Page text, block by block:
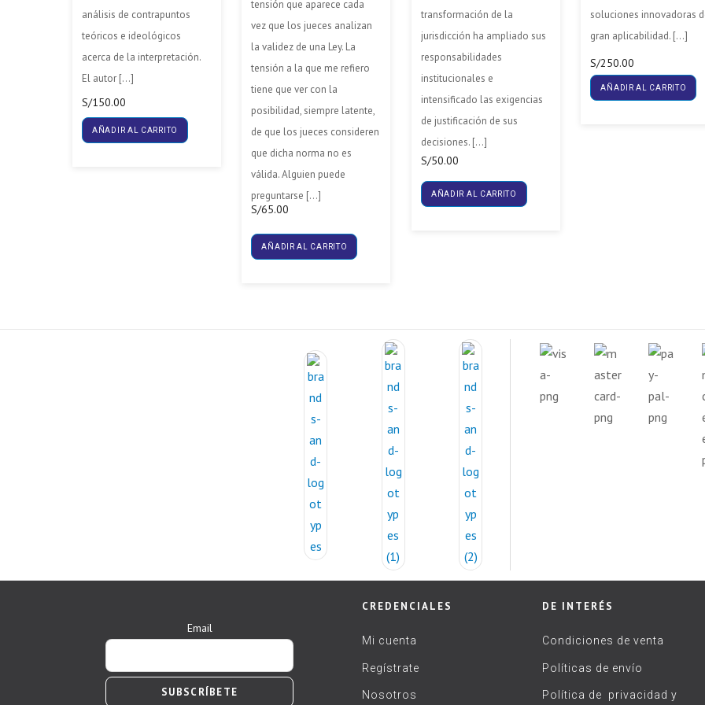
S/150.00
análisis de contrapuntos
teóricos e ideológicos
acerca de la interpretación.
El autor […]
AÑADIR AL CARRITO
S/65.00
tensión que aparece cada
vez que los jueces analizan
la validez de una Ley. La
tensión a la que me refiero
tiene que ver con la
posibilidad, siempre latente,
de que los jueces consideren
que dicha norma no es
válida. Alguien puede
preguntarse […]
AÑADIR AL CARRITO
S/50.00
transformación de la
jurisdicción ha ampliado sus
responsabilidades
institucionales e
intensificado las exigencias
de justificación de sus
decisiones. […]
AÑADIR AL CARRITO
S/250.00
soluciones innovadoras
gran aplicabilidad. […]
AÑADIR AL CARRITO
Email
SUBSCRÍBETE
CREDENCIALES
Mi cuenta
Regístrate
Nosotros
DE INTERÉS
Condiciones de venta
Políticas de envío
Política de privacidad y